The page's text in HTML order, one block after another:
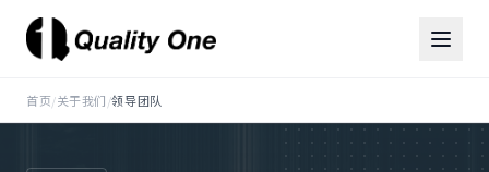
首页/关于我们/领导团队